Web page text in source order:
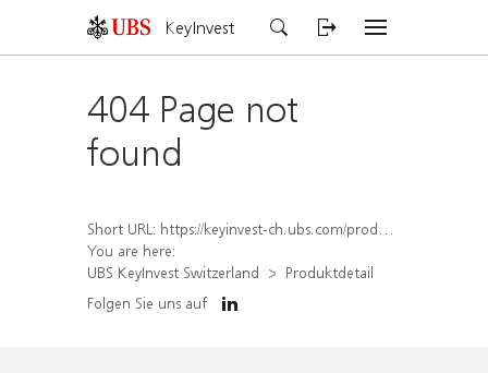
KeyInvest
404 Page not
found
Short URL: https://keyinvest-ch.ubs.com/produkt/detail/index/isin/CH1569457521
You are here:
UBS KeyInvest Switzerland
Produktdetail
Folgen Sie uns auf